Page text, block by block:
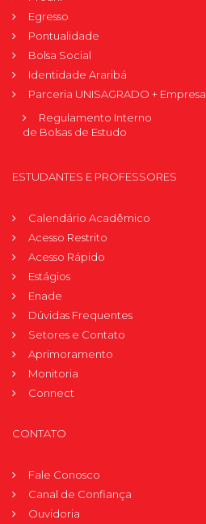
Egresso
Pontualidade
Bolsa Social
Identidade Araribá
Parceria UNISAGRADO + Empresa
Regulamento Interno
de Bolsas de Estudo
ESTUDANTES E PROFESSORES
Calendário Acadêmico
Acesso Restrito
Acesso Rápido
Estágios
Enade
Dúvidas Frequentes
Setores e Contato
Aprimoramento
Monitoria
Connect
CONTATO
Fale Conosco
Canal de Confiança
Ouvidoria